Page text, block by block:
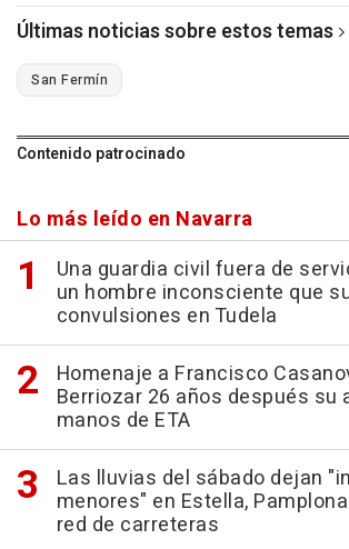
Últimas noticias sobre estos temas
San Fermín
Contenido patrocinado
Lo más leído en Navarra
Una guardia civil fuera de
un hombre inconsciente que
convulsiones en Tudela
Homenaje a Francisco
Berriozar 26 años después su
manos de ETA
Las lluvias del sábado dejan
menores" en Estella,
red de carreteras